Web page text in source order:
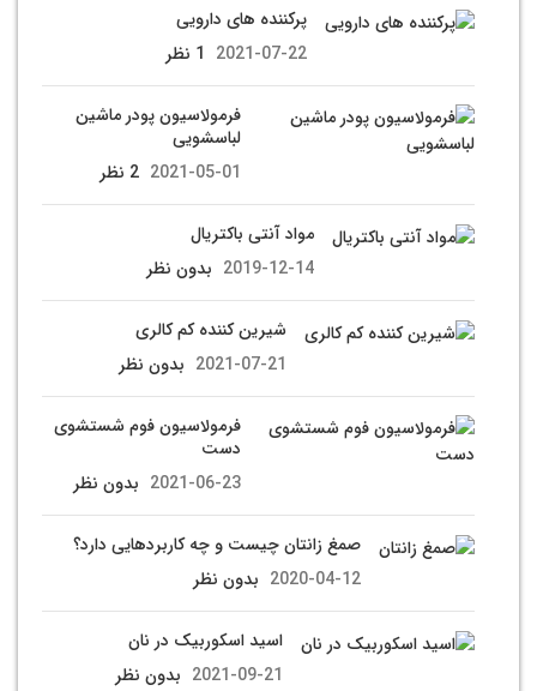
پرکننده های دارویی
2021-07-22 1 نظر
فرمولاسیون پودر ماشین
لباسشویی
2021-05-01 2 نظر
مواد آنتی باکتریال
2019-12-14 بدون نظر
شیرین کننده کم کالری
2021-07-21 بدون نظر
فرمولاسیون فوم شستشوی
دست
2021-06-23 بدون نظر
صمغ زانتان چیست و چه کاربردهایی دارد؟
2020-04-12 بدون نظر
اسید اسکوربیک در نان
2021-09-21 بدون نظر